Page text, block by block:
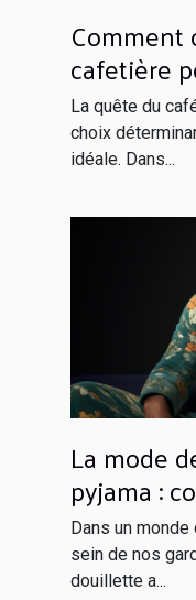
cafetière
La quête du
choix
idéale. Dans...
La mode
pyjama :
rester à la
Dans un
sein de nos
douillette a...